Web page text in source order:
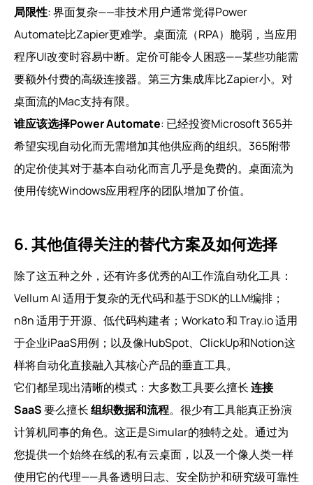
局限性: 界面复杂——非技术用户通常觉得Power
Automate比Zapier更难学。桌面流（RPA）脆弱，当应用
程序UI改变时容易中断。定价可能令人困惑——某些功能需
要额外付费的高级连接器。第三方集成库比Zapier小。对
桌面流的Mac支持有限。
谁应该选择Power Automate: 已经投资Microsoft 365并
希望实现自动化而无需增加其他供应商的组织。365附带
的定价使其对于基本自动化而言几乎是免费的。桌面流为
使用传统Windows应用程序的团队增加了价值。
6. 其他值得关注的替代方案及如何选择
除了这五种之外，还有许多优秀的AI工作流自动化工具：
Vellum AI 适用于复杂的无代码和基于SDK的LLM编排；
n8n 适用于开源、低代码构建者；Workato 和 Tray.io 适用
于企业iPaaS用例；以及像HubSpot、ClickUp和Notion这
样将自动化直接融入其核心产品的垂直工具。
它们都呈现出清晰的模式：大多数工具要么擅长连接
SaaS要么擅长组织数据和流程。很少有工具能真正扮演
计算机同事的角色。这正是Simular的独特之处。通过为
您提供一个始终在线的私有云桌面，以及一个像人类一样
使用它的代理——具备透明日志、安全防护和研究级可靠性